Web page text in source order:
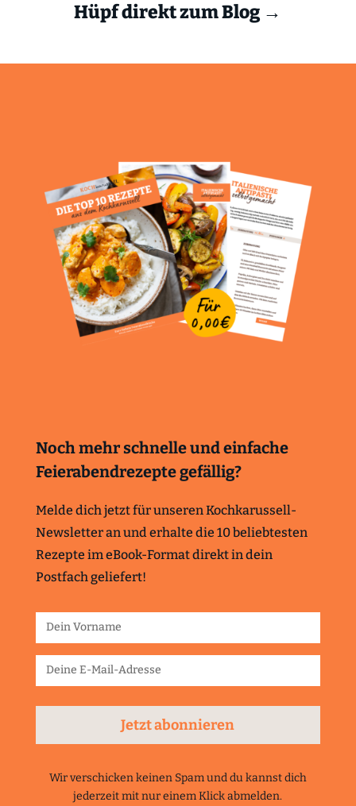
Hüpf direkt zum Blog →
Noch mehr schnelle und einfache
Feierabendrezepte gefällig?
Melde dich jetzt für unseren Kochkarussell-
Newsletter an und erhalte die 10 beliebtesten
Rezepte im eBook-Format direkt in dein
Postfach geliefert!
Jetzt abonnieren
Wir verschicken keinen Spam und du kannst dich
jederzeit mit nur einem Klick abmelden.